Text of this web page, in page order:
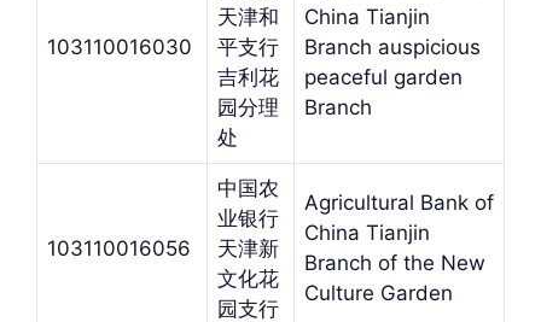
103110016030
天津和
平支行
吉利花
园分理
处
China Tianjin
Branch auspicious
peaceful garden
Branch
103110016056
中国农
业银行
天津新
文化花
园支行
Agricultural Bank of
China Tianjin
Branch of the New
Culture Garden